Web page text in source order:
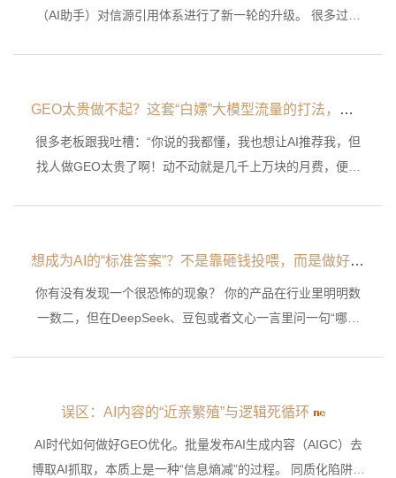
（AI助手）对信源引用体系进行了新一轮的升级。 很多过去
GEO太贵做不起？这套“白嫖”大模型流量的打法，建议收藏！
很多老板跟我吐槽：“你说的我都懂，我也想让AI推荐我，但
找人做GEO太贵了啊！动不动就是几千上万块的月费，便宜
想成为AI的“标准答案”？不是靠砸钱投喂，而是做好这4步！
你有没有发现一个很恐怖的现象？ 你的产品在行业里明明数
一数二，但在DeepSeek、豆包或者文心一言里问一句“哪家
误区：AI内容的“近亲繁殖”与逻辑死循环
AI时代如何做好GEO优化。批量发布AI生成内容（AIGC）去
博取AI抓取，本质上是一种“信息熵减”的过程。 同质化陷阱：